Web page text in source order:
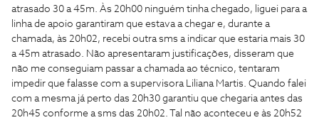
atrasado 30 a 45m. Às 20h00 ninguém tinha chegado, liguei para a
linha de apoio garantiram que estava a chegar e, durante a
chamada, às 20h02, recebi outra sms a indicar que estaria mais 30
a 45m atrasado. Não apresentaram justificações, disseram que
não me conseguiam passar a chamada ao técnico, tentaram
impedir que falasse com a supervisora Liliana Martis. Quando falei
com a mesma já perto das 20h30 garantiu que chegaria antes das
20h45 conforme a sms das 20h02. Tal não aconteceu e às 20h52